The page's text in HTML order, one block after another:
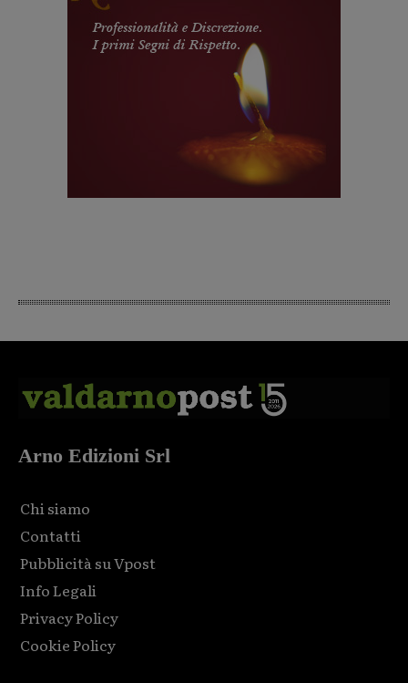
Arno Edizioni Srl
Chi siamo
Contatti
Pubblicità su Vpost
Info Legali
Privacy Policy
Cookie Policy